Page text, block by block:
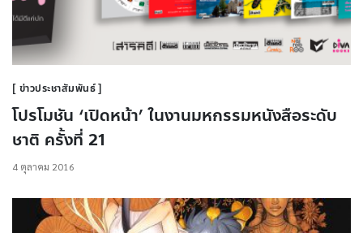
ข่าวประชาสัมพันธ์
โปรโมชัน ‘เปิดหน้า’ ในงานมหกรรมหนังสือระดับ
ชาติ ครั้งที่ 21
4 ตุลาคม 2016